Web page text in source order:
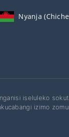
Nyanja
iseluleko
izimo